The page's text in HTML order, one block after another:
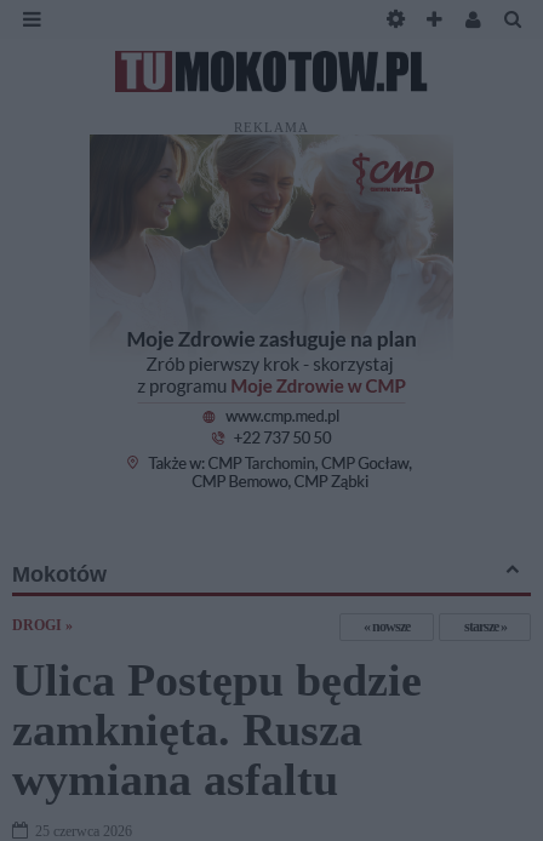
REKLAMA
Mokotów
DROGI » nowsze starsze
Ulica Postępu będzie
zamknięta. Rusza
wymiana asfaltu
25 czerwca 2026